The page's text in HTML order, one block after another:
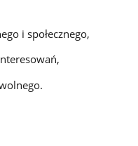
i społecznego,